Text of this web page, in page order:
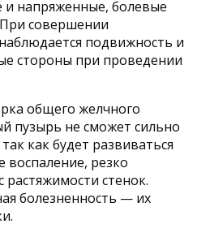
и напряженные, болевые
совершении
подвижность и
стороны при проведении
общего желчного
пузырь не сможет сильно
как будет развиваться
воспаление, резко
стенок.
болезненность — их